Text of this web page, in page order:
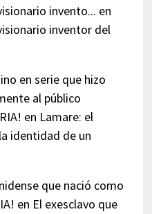
invento... en
inventor del
en serie que hizo
al público
en Lamare: el
identidad de un
que nació como
en El exesclavo que